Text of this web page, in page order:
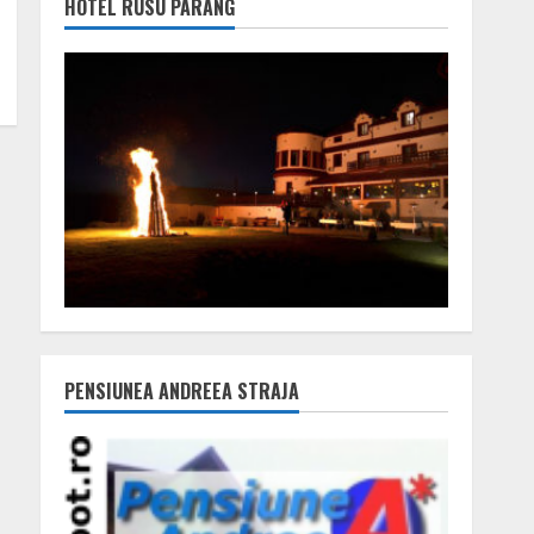
HOTEL RUSU PARÂNG
PENSIUNEA ANDREEA STRAJA